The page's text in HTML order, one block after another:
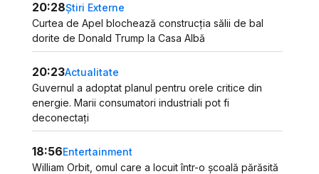
20:28Știri Externe
Curtea de Apel blochează construcția sălii de bal
dorite de Donald Trump la Casa Albă
20:23Actualitate
Guvernul a adoptat planul pentru orele critice din
energie. Marii consumatori industriali pot fi
deconectați
18:56Entertainment
William Orbit, omul care a locuit într-o școală părăsită